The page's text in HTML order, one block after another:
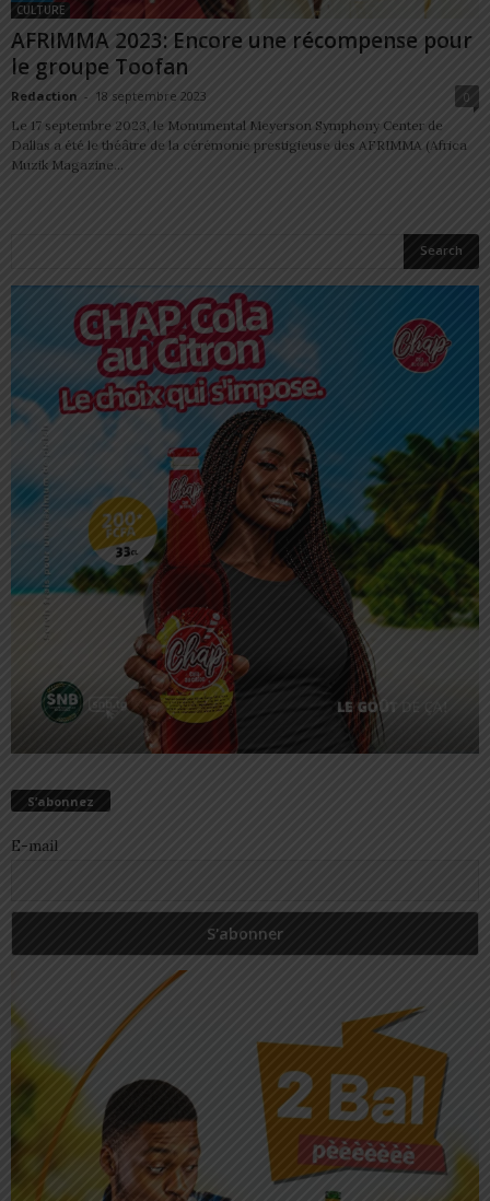
CULTURE
AFRIMMA 2023: Encore une récompense pour
le groupe Toofan
Redaction - 18 septembre 2023
0
Le 17 septembre 2023, le Monumental Meyerson Symphony Center de
Dallas a été le théâtre de la cérémonie prestigieuse des AFRIMMA (Africa
Muzik Magazine...
S’abonnez
E-mail